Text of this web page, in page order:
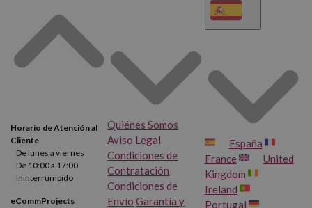
Horario de Atención al
Cliente
De lunes a viernes
De 10:00 a 17:00
Ininterrumpido
eCommProjects
Quiénes Somos
Aviso Legal
Condiciones de
Contratación
Condiciones de
Envío Garantía y
España
France
United
Kingdom
Ireland
Portugal